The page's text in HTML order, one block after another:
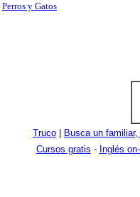
Perros y Gatos
Truco Busca un
Cursos gratis - Inglés